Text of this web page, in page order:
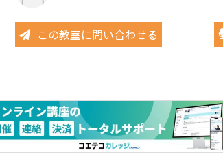
この教室に問い合わせる